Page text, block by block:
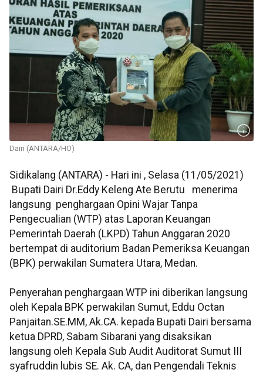
Dairi (ANTARA/HO)
Sidikalang (ANTARA) - Hari ini , Selasa (11/05/2021)
Bupati Dairi Dr.Eddy Keleng Ate Berutu menerima
langsung penghargaan Opini Wajar Tanpa
Pengecualian (WTP) atas Laporan Keuangan
Pemerintah Daerah (LKPD) Tahun Anggaran 2020
bertempat di auditorium Badan Pemeriksa Keuangan
(BPK) perwakilan Sumatera Utara, Medan.
Penyerahan penghargaan WTP ini diberikan langsung
oleh Kepala BPK perwakilan Sumut, Eddu Octan
Panjaitan.SE.MM, Ak.CA. kepada Bupati Dairi bersama
ketua DPRD, Sabam Sibarani yang disaksikan
langsung oleh Kepala Sub Audit Auditorat Sumut III
syafruddin lubis SE. Ak. CA, dan Pengendali Teknis